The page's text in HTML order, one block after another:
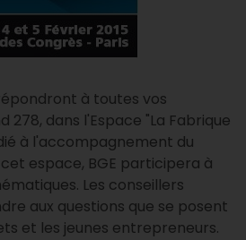
à toutes vos
278, dans l'Espace "La Fabrique
à l'accompagnement du
espace, BGE participera à
Les conseillers
aux questions que se posent
et les jeunes entrepreneurs.